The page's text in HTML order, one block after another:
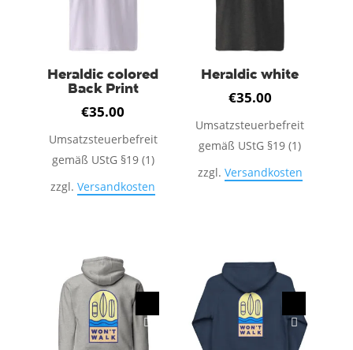
können
der
Produktseite
werden
Heraldic colored
Back Print
€35.00
Umsatzsteuerbefreit
gemäß UStG §19 (1)
zzgl.Versandkosten
weist
mehrere
Varianten
auf.
Die
Heraldic white
€35.00
Umsatzsteuerbefreit
gemäß UStG §19 (1)
zzgl. Versandkosten
mehrere
Varianten
auf.
Die
Optionen